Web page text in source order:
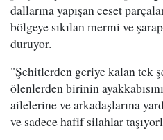
dallarına yapışan ceset
bölgeye sıkılan mermi ve
duruyor.
"Şehitlerden geriye kalan tek
ölenlerden birinin
ailelerine ve arkadaşlarına
ve sadece hafif silahlar